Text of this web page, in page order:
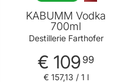
KABUMM Vodka
700ml
Destillerie Farthofer
€ 109 99
€ 157,13 / 1 l